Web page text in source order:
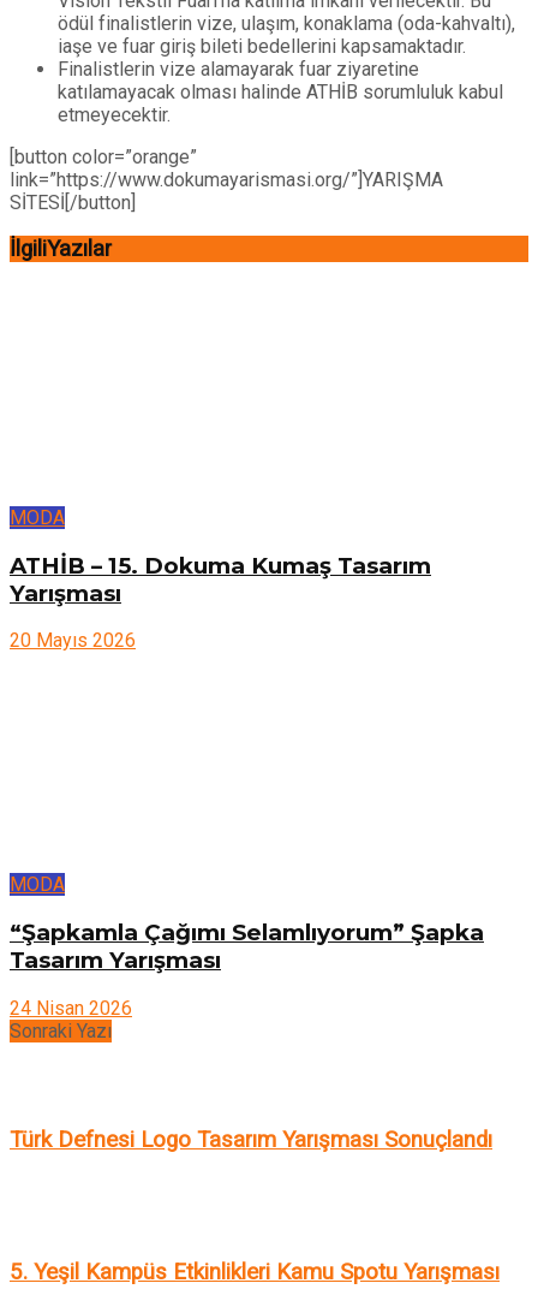
ödül finalistlerin vize, ulaşım, konaklama (oda-kahvaltı),
iaşe ve fuar giriş bileti bedellerini kapsamaktadır.
Finalistlerin vize alamayarak fuar ziyaretine
katılamayacak olması halinde ATHİB sorumluluk kabul
etmeyecektir.
[button color=”orange”
link=”https://www.dokumayarismasi.org/”]YARIŞMA
SİTESİ[/button]
İlgiliYazılar
MODA
ATHİB – 15. Dokuma Kumaş Tasarım
Yarışması
20 Mayıs 2026
MODA
“Şapkamla Çağımı Selamlıyorum” Şapka
Tasarım Yarışması
24 Nisan 2026
Sonraki Yazı
Türk Defnesi Logo Tasarım Yarışması Sonuçlandı
5. Yeşil Kampüs Etkinlikleri Kamu Spotu Yarışması